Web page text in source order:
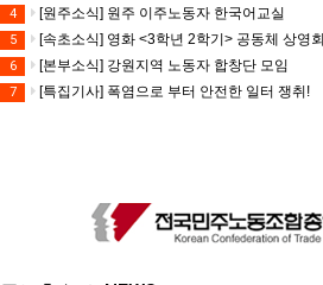
4 [원주소식] 원주 이주노동자 한국어교실
5 [속초소식] 영화 <3학년 2학기> 공동체 상영회
6 [본부소식] 강원지역 노동자 합창단 모임
7 [특집기사] 폭염으로 부터 안전한 일터 쟁취!